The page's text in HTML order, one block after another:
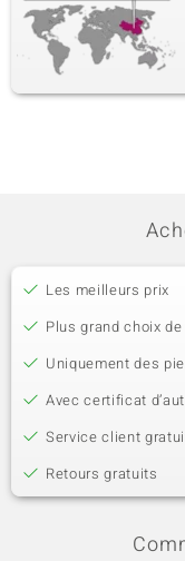
Les meilleurs prix
Plus grand choix
Uniquement des
Avec certificat
Service client
Retours gratuits